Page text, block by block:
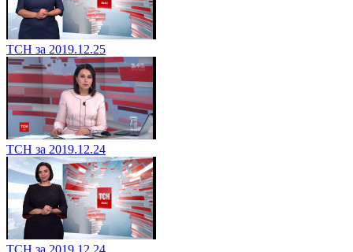
ТСН за 2019.12.25
ТСН за 2019.12.24
ТСН за 2019.12.24